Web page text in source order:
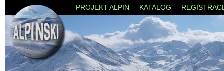
PROJEKT ALPIN KATALOG